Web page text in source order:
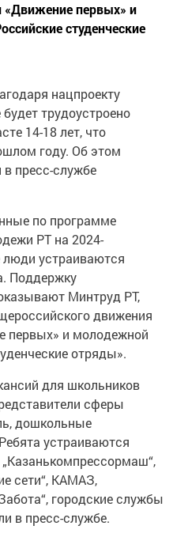
первых» и
студенческие
нацпроекту
трудоустроено
14-18 лет, что
году. Об этом
пресс-службе
по программе
РТ на 2024-
устраиваются
Поддержку
Минтруд РТ,
движения
первых» и молодежной
отряды».
для школьников
сферы
дошкольные
устраиваются
сети“, КАМАЗ,
городские службы
в пресс-службе.